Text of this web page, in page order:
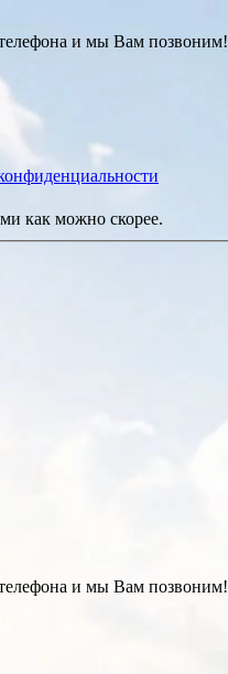
и мы Вам позвоним!
как можно скорее.
и мы Вам позвоним!